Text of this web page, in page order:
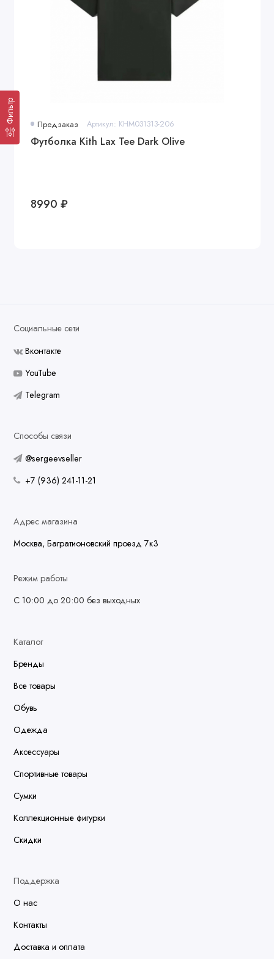
Фильтр
Предзаказ Артикул: KHM031313-206
Футболка Kith Lax Tee Dark Olive
8990 ₽
Социальные сети
Вконтакте
YouTube
Telegram
Способы связи
@sergeevseller
+7 (936) 241-11-21
Адрес магазина
Москва, Багратионовский проезд 7к3
Режим работы
С 10:00 до 20:00 без выходных
Каталог
Бренды
Все товары
Обувь
Одежда
Аксессуары
Спортивные товары
Сумки
Коллекционные фигурки
Скидки
Поддержка
О нас
Контакты
Доставка и оплата